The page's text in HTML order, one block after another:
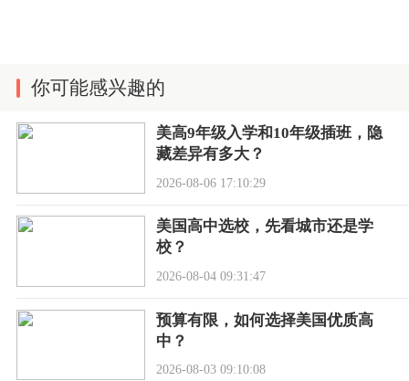
你可能感兴趣的
美高9年级入学和10年级插班，隐
藏差异有多大？
2026-08-06 17:10:29
美国高中选校，先看城市还是学
校？
2026-08-04 09:31:47
预算有限，如何选择美国优质高
中？
2026-08-03 09:10:08